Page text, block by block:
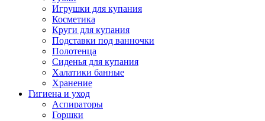
Игрушки для купания
Косметика
Круги для купания
Подставки под ванночки
Полотенца
Сиденья для купания
Халатики банные
Хранение
Гигиена и уход
Аспираторы
Горшки